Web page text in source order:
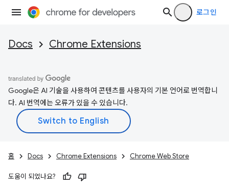
로그인
Docs Chrome Extensions
Google은 AI 기술을 사용하여 콘텐츠를 사용자의 기본 언어로 번역합니
다. AI 번역에는 오류가 있을 수 있습니다.
홈 Docs Chrome Extensions Chrome Web Store
도움이 되었나요?